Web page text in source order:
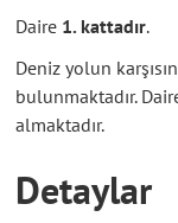
Daire 1. kattadır.
Deniz yolun
bulunmaktadır.
almaktadır.
Detaylar